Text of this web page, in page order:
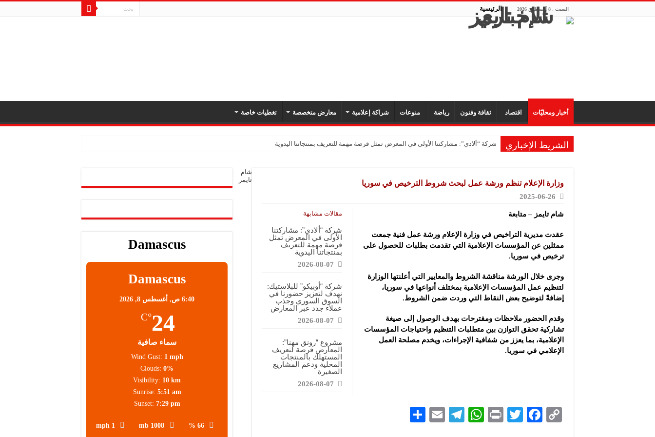
السبت , 8 أغسطس 2026 الرئيسية
أخبار ومحليّات اقتصاد ثقافة وفنون رياضة منوعات شراكة إعلامية معارض متخصصة تغطيات خاصة
الشريط الإخباري شركة “ألادي”: مشاركتنا الأولى في المعرض تمثل فرصة مهمة للتعريف بمنتجاتنا اليدوية
وزارة الإعلام تنظم ورشة عمل لبحث شروط الترخيص في سوريا
2025-06-26
مقالات مشابهة
شركة “ألادي”: مشاركتنا
الأولى في المعرض تمثل
فرصة مهمة للتعريف
بمنتجاتنا اليدوية
2026-08-07
شركة “أوبيكو” للبلاستيك:
نهدف لتعزيز حضورنا في
السوق السوري وجذب
عملاء جدد عبر المعارض
2026-08-07
مشروع “رونق مهنا”:
المعارض فرصة لتعريف
المستهلك بالمنتجات
المحلية ودعم المشاريع
الصغيرة
2026-08-07
شام تايمز – متابعة
عقدت مديرية التراخيص في وزارة الإعلام ورشة عمل فنية جمعت
ممثلين عن المؤسسات الإعلامية التي تقدمت بطلبات للحصول على
ترخيص في سوريا.
وجرى خلال الورشة مناقشة الشروط والمعايير التي أعلنتها الوزارة
لتنظيم عمل المؤسسات الإعلامية بمختلف أنواعها في سوريا،
إضافةً لتوضيح بعض النقاط التي وردت ضمن الشروط.
وقدم الحضور ملاحظات ومقترحات بهدف الوصول إلى صيغة
تشاركية تحقق التوازن بين متطلبات التنظيم واحتياجات المؤسسات
الإعلامية، بما يعزز من شفافية الإجراءات، ويخدم مصلحة العمل
الإعلامي في سوريا.
C
F
T
P
W
Te
E
Damascus
Damascus
6:40 ص, أغسطس 8, 2026
24
°C
سماء صافية
66 %
1008 mb
1 mph
Wind Gust: 1 mph
Clouds: 0%
Visibility: 10 km
Sunrise: 5:51 am
Sunset: 7:29 pm
شام
تايمز